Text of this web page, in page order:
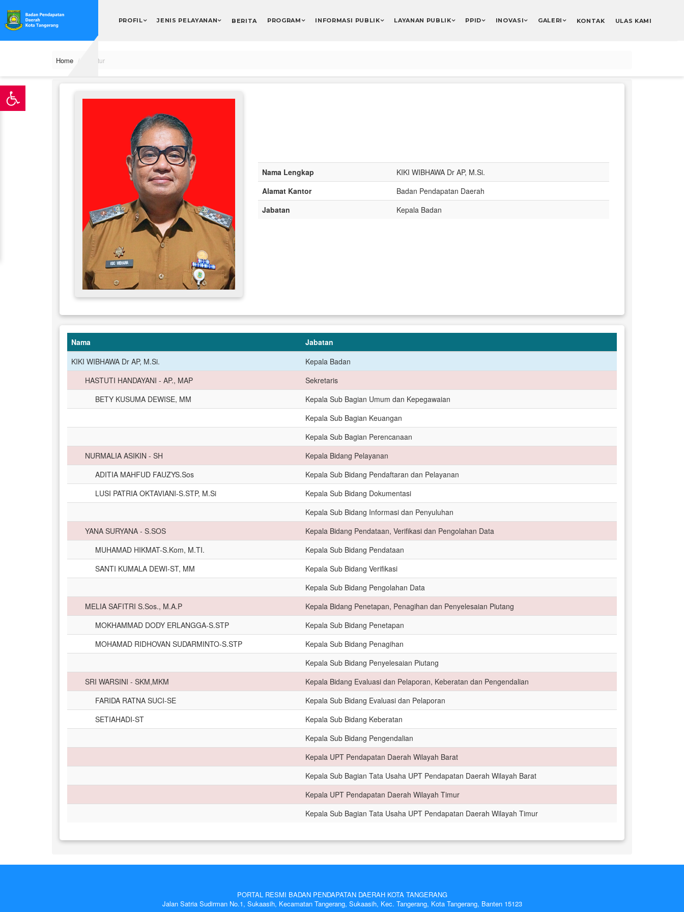
PROFIL JENIS PELAYANAN BERITA PROGRAM INFORMASI PUBLIK LAYANAN PUBLIK PPID INOVASI GALERI KONTAK ULAS KAMI
Home Struktur
Nama Lengkap
KIKI WIBHAWA Dr AP, M.Si.
Alamat Kantor
Badan Pendapatan Daerah
Jabatan
Kepala Badan
Nama
Jabatan
KIKI WIBHAWA Dr AP, M.Si.
Kepala Badan
HASTUTI HANDAYANI - AP., MAP
Sekretaris
BETY KUSUMA DEWISE, MM
Kepala Sub Bagian Umum dan Kepegawaian
Kepala Sub Bagian Keuangan
Kepala Sub Bagian Perencanaan
NURMALIA ASIKIN - SH
Kepala Bidang Pelayanan
ADITIA MAHFUD FAUZYS.Sos
Kepala Sub Bidang Pendaftaran dan Pelayanan
LUSI PATRIA OKTAVIANI-S.STP, M.Si
Kepala Sub Bidang Dokumentasi
Kepala Sub Bidang Informasi dan Penyuluhan
YANA SURYANA - S.SOS
Kepala Bidang Pendataan, Verifikasi dan Pengolahan Data
MUHAMAD HIKMAT-S.Kom, M.TI.
Kepala Sub Bidang Pendataan
SANTI KUMALA DEWI-ST, MM
Kepala Sub Bidang Verifikasi
Kepala Sub Bidang Pengolahan Data
MELIA SAFITRI S.Sos., M.A.P
Kepala Bidang Penetapan, Penagihan dan Penyelesaian Piutang
MOKHAMMAD DODY ERLANGGA-S.STP
Kepala Sub Bidang Penetapan
MOHAMAD RIDHOVAN SUDARMINTO-S.STP
Kepala Sub Bidang Penagihan
Kepala Sub Bidang Penyelesaian Piutang
SRI WARSINI - SKM,MKM
Kepala Bidang Evaluasi dan Pelaporan, Keberatan dan Pengendalian
FARIDA RATNA SUCI-SE
Kepala Sub Bidang Evaluasi dan Pelaporan
SETIAHADI-ST
Kepala Sub Bidang Keberatan
Kepala Sub Bidang Pengendalian
Kepala UPT Pendapatan Daerah Wilayah Barat
Kepala Sub Bagian Tata Usaha UPT Pendapatan Daerah Wilayah Barat
Kepala UPT Pendapatan Daerah Wilayah Timur
Kepala Sub Bagian Tata Usaha UPT Pendapatan Daerah Wilayah Timur
PORTAL RESMI BADAN PENDAPATAN DAERAH KOTA TANGERANG
Jalan Satria Sudirman No.1, Sukaasih, Kecamatan Tangerang, Sukaasih, Kec. Tangerang, Kota Tangerang, Banten 15123